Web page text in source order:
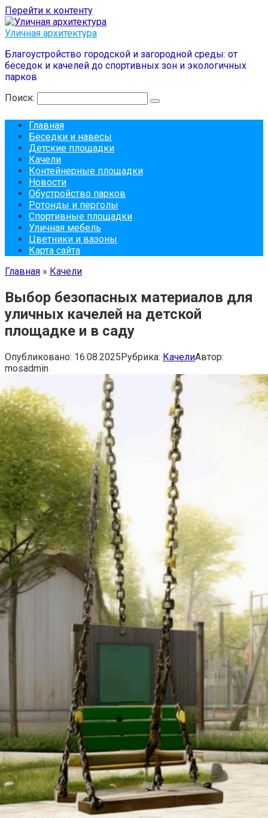
Перейти к контенту
Уличная архитектура
Благоустройство городской и загородной среды: от
беседок и качелей до спортивных зон и экологичных
парков
Поиск:
Главная
Беседки и навесы
Детские площадки
Качели
Контейнерные площадки
Новости
Обустройство парков
Ротонды и перголы
Спортивные площадки
Уличная мебель
Цветники и вазоны
Карта сайта
Главная » Качели
Выбор безопасных материалов для
уличных качелей на детской
площадке и в саду
Опубликовано: 16.08.2025Рубрика: КачелиАвтор:
mosadmin